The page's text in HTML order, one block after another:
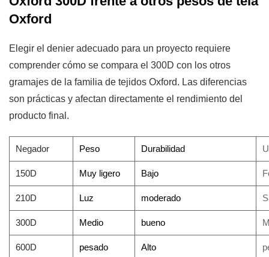
Oxford
Elegir el denier adecuado para un proyecto requiere
comprender cómo se compara el 300D con los otros
gramajes de la familia de tejidos Oxford. Las diferencias
son prácticas y afectan directamente el rendimiento del
producto final.
Negador Peso Durabilidad
150D Muy ligero Bajo
210D Luz moderado
300D Medio bueno
600D pesado Alto